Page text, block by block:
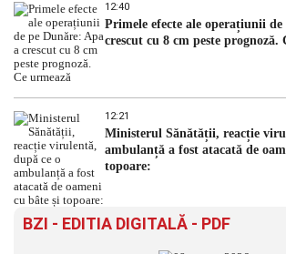
12:40
Primele efecte ale operațiunii
crescut cu 8 cm peste prognoză.
12:21
Ministerul Sănătății, reacție
ambulanță a fost atacată de
topoare:
BZI - EDITIA DIGITALĂ - PDF